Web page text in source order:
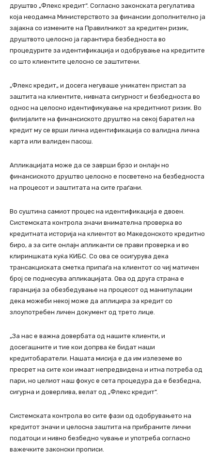
друштво „Флекс кредит“. Согласно законската регулатива
која неодамна Министерството за финансии дополнително ја
зајакна со измените на Правилникот за кредитен ризик,
друштвото целосно ја гарантира безбедноста во
процедурите за идентификација и одобрување на кредитите
со што клиентите целосно се заштитени.
„Флекс кредит„ и досега негуваше уникатен пристап за
заштита на клиентите, нивната сигурност и безбедноста во
однос на целосно идентификување на кредитниот ризик. Во
филијалите на финансиското друштво на секој барател на
кредит му се врши лична идентификација со валидна лична
карта или валиден пасош.
Апликацијата може да се заврши брзо и онлајн но
финансиското друштво целосно е посветено на безбедноста
на процесот и заштитата на сите граѓани.
Во суштина самиот процес на идентификација е двоен.
Системската контрола значи внимателна проверка во
кредитната историја на клиентот во Македонското кредитно
биро, а за сите онлајн апликанти се прави проверка и во
клириншката куќа КИБС. Со ова се осигурува дека
трансакциската сметка припаѓа на клиентот со чиј матичен
број се поднесува апликацијата. Ова од друга страна е
гаранција за обезбедување на процесот од манипулации
дека можеби некој може да аплицира за кредит со
злоупотребен личен документ од трето лице.
„За нас е важна довербата од нашите клиенти, и
досегашните и тие кои допрва ќе бидат наши
кредитобаратели. Нашата мисија е да им излеземе во
пресрет на сите кои имаат непредвидена и итна потреба од
пари, но целиот наш фокус е сета процедура да е безбедна,
сигурна и доверлива, велат од „Флекс кредит“.
Системската контрола во сите фази од одобрувањето на
кредитот значи и целосна заштита на прибраните лични
податоци и нивно безбедно чување и употреба согласно
важечките законски прописи.